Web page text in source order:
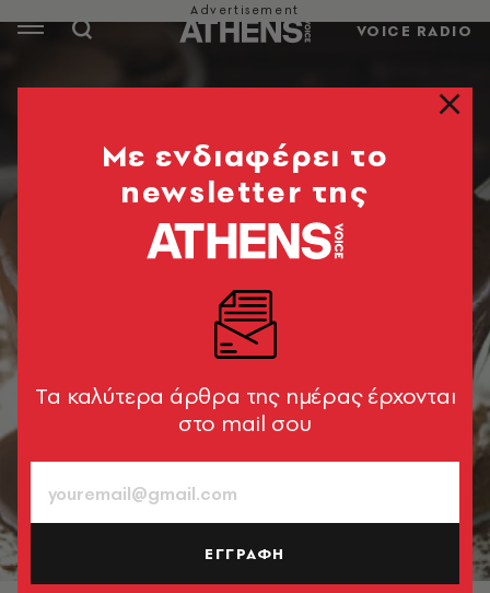
VOICE RADIO
Σοκολάαατα!
Mε ενδιαφέρει το
newsletter της
Tα καλύτερα άρθρα της ημέρας έρχονται
στο mail σου
ΕΓΓΡΑΦΗ